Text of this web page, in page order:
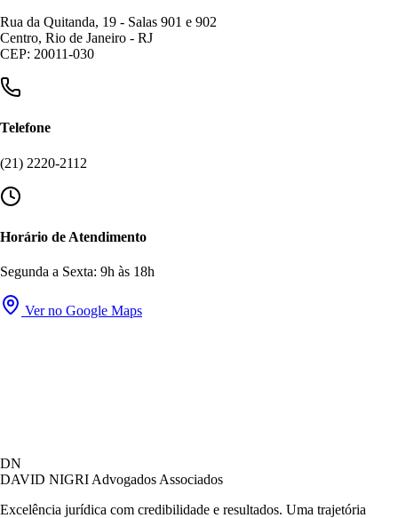
Rua da Quitanda, 19 - Salas 901 e 902
Centro, Rio de Janeiro - RJ
CEP: 20011-030
Telefone
(21) 2220-2112
Horário de Atendimento
Segunda a Sexta: 9h às 18h
Ver no Google Maps
DN
DAVID NIGRI Advogados Associados
Excelência jurídica com credibilidade e resultados. Uma trajetória
Online agora